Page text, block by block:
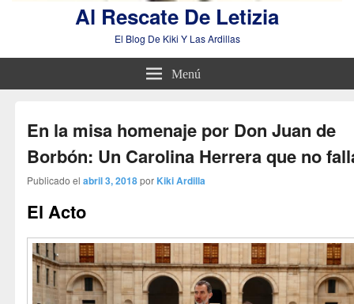
Al Rescate De Letizia
El Blog De Kiki Y Las Ardillas
Menú
En la misa homenaje por Don Juan de
Borbón: Un Carolina Herrera que no
Publicado el abril 3, 2018por Kiki Ardilla
El Acto